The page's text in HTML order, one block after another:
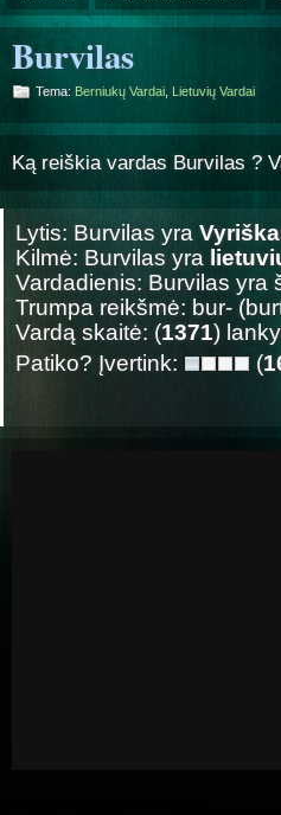
Burvilas
Tema: Berniukų Vardai Lietuvių Vardai
Ką reiškia vardas Burvilas ?
Lytis: Burvilas yra
Kilmė: Burvilas yra
Vardadienis: Burvilas yra
Trumpa reikšmė: bur-
Vardą skaitė: (1371)
Patiko? Įvertink:
(